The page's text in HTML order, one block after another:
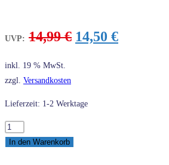
UVP: 14,99€ Ursprünglicher
14,50 €Aktueller
inkl. 19 % MwSt.
zzgl. Versandkosten
Lieferzeit: 1-2 Werktage
COBI
24541
In den Warenkorb